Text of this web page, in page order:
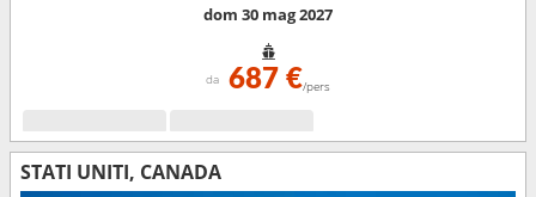
dom 30 mag 2027
da 687 €/pers
STATI UNITI, CANADA